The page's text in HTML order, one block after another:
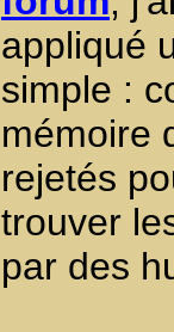
appliqué
simple :
mémoire
rejetés
trouver
par des